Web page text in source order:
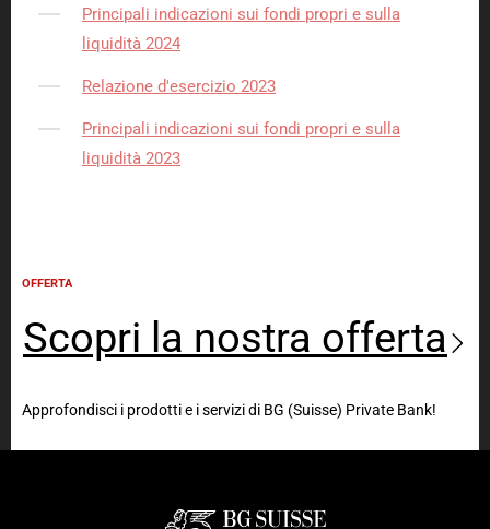
Principali indicazioni sui fondi propri e sulla
liquidità 2024
Relazione d'esercizio 2023
Principali indicazioni sui fondi propri e sulla
liquidità 2023
OFFERTA
Scopri la nostra offerta
Approfondisci i prodotti e i servizi di BG (Suisse) Private Bank!